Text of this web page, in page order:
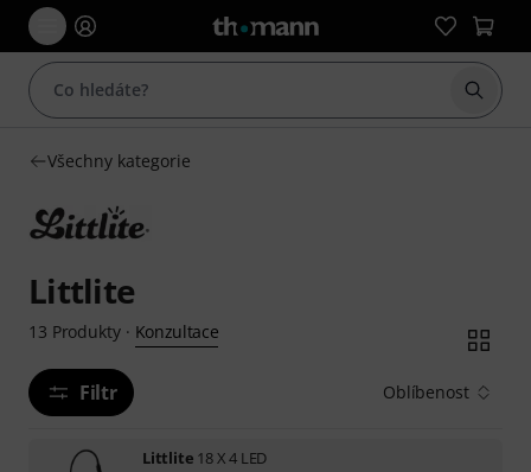
Začít
Všechny kategorie
Littlite
13 Produkty· Konzultace
Filtr Oblíbenost
Littlite 18 X 4 LED